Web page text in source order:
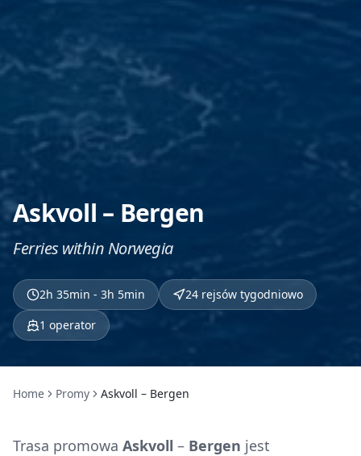
Askvoll – Bergen
Ferries within Norwegia
2h 35min - 3h 5min
24 rejsów tygodniowo
1 operator
Home Promy Askvoll – Bergen
Trasa promowa Askvoll – Bergen jest